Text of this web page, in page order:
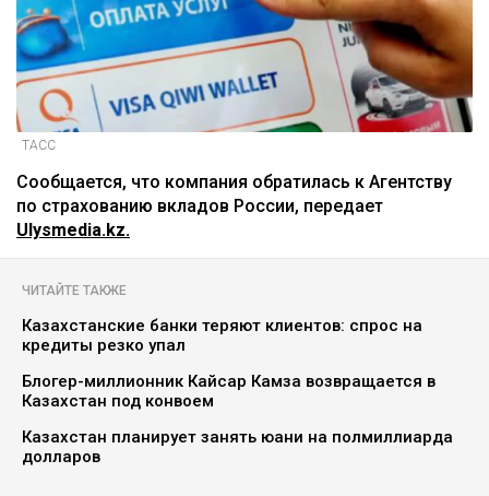
ТАСС
Сообщается, что компания обратилась к Агентству
по страхованию вкладов России, передает
Ulysmedia.kz.
ЧИТАЙТЕ ТАКЖЕ
Казахстанские банки теряют клиентов: спрос на
кредиты резко упал
Блогер-миллионник Кайсар Камза возвращается в
Казахстан под конвоем
Казахстан планирует занять юани на полмиллиарда
долларов